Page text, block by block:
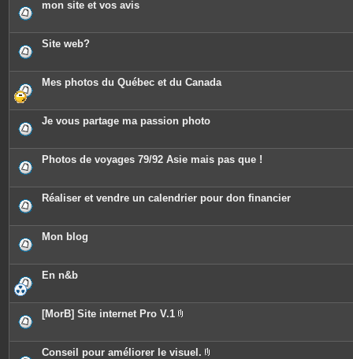
mon site et vos avis
Site web?
Mes photos du Québec et du Canada
Je vous partage ma passion photo
Photos de voyages 79/92 Asie mais pas que !
Réaliser et vendre un calendrier pour don financier
Mon blog
En n&b
[MorB] Site internet Pro V.1
è
c
Conseil pour améliorer le visuel.